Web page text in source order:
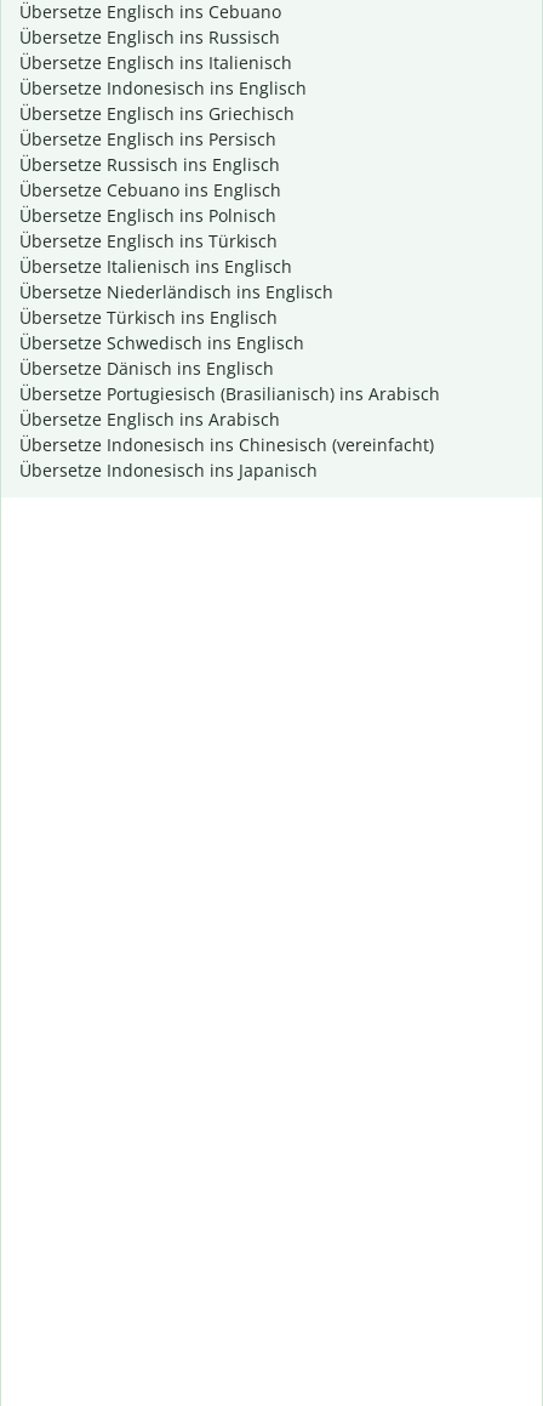
Übersetze Englisch ins Cebuano
Übersetze Englisch ins Russisch
Übersetze Englisch ins Italienisch
Übersetze Indonesisch ins Englisch
Übersetze Englisch ins Griechisch
Übersetze Englisch ins Persisch
Übersetze Russisch ins Englisch
Übersetze Cebuano ins Englisch
Übersetze Englisch ins Polnisch
Übersetze Englisch ins Türkisch
Übersetze Italienisch ins Englisch
Übersetze Niederländisch ins Englisch
Übersetze Türkisch ins Englisch
Übersetze Schwedisch ins Englisch
Übersetze Dänisch ins Englisch
Übersetze Portugiesisch (Brasilianisch) ins Arabisch
Übersetze Englisch ins Arabisch
Übersetze Indonesisch ins Chinesisch (vereinfacht)
Übersetze Indonesisch ins Japanisch